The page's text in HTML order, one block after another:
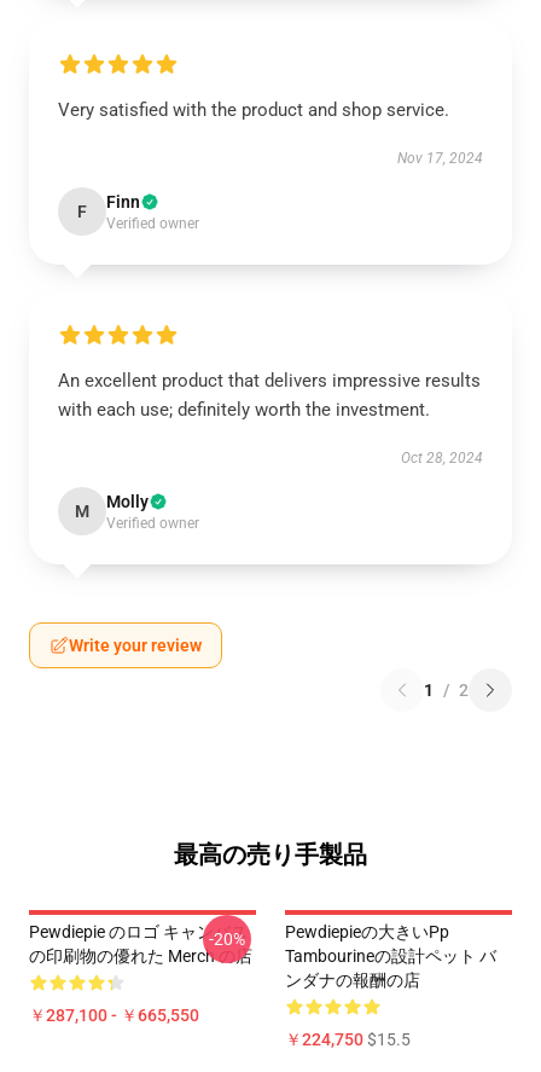
Very satisfied with the product and shop service.
Nov 17, 2024
F Finn
Verified owner
An excellent product that delivers impressive results
with each use; definitely worth the investment.
Oct 28, 2024
M Molly
Verified owner
Write your review
1 / 2
最高の売り手製品
Pewdiepie のロゴ キャンバス
の印刷物の優れた Merch の店
￥287,100 - ￥665,550
-20%
Pewdiepieの大きいPp
Tambourineの設計ペット バ
ンダナの報酬の店
￥224,750$15.5